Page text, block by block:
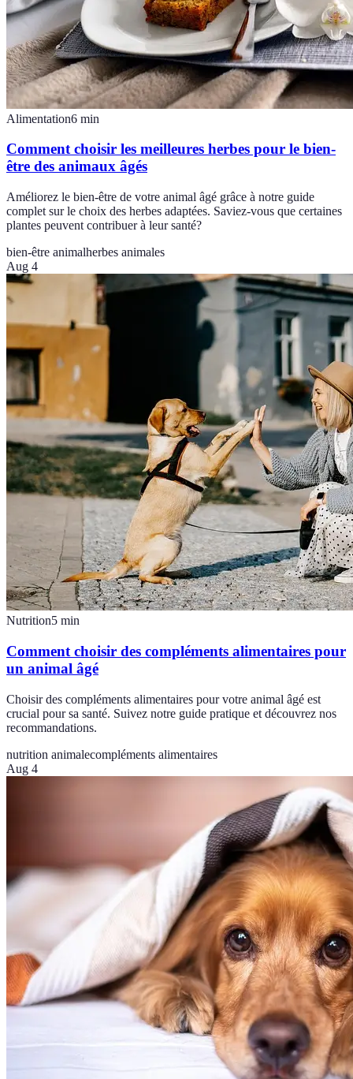
Alimentation6 min
Comment choisir les meilleures herbes pour le bien-
être des animaux âgés
Améliorez le bien-être de votre animal âgé grâce à notre guide
complet sur le choix des herbes adaptées. Saviez-vous que certaines
plantes peuvent contribuer à leur santé?
bien-être animalherbes animales
Aug 4
Nutrition5 min
Comment choisir des compléments alimentaires pour
un animal âgé
Choisir des compléments alimentaires pour votre animal âgé est
crucial pour sa santé. Suivez notre guide pratique et découvrez nos
recommandations.
nutrition animalecompléments alimentaires
Aug 4